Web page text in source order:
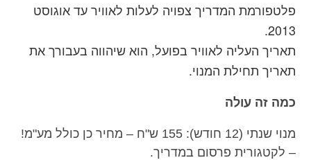
פלטפורמת המדריך צפויה לעלות לאוויר עד אוגוסט
2013.
תאריך העליה לאוויר בפועל, הוא שיהווה בעבורך את
תאריך תחילת המנוי.
כמה זה עולה
מנוי שנתי (12 חודש): 155 ש"ח – מחיר כן כולל מע"מ!
– לקטגורית פרסום במדריך.